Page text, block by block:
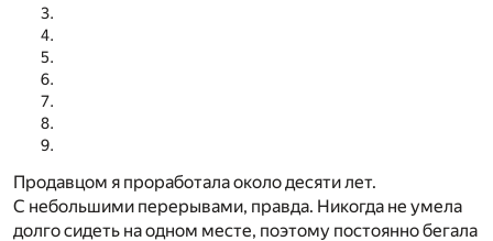
Продавцом я проработала около десяти лет.
С небольшими перерывами, правда. Никогда не умела
долго сидеть на одном месте, поэтому постоянно бегала